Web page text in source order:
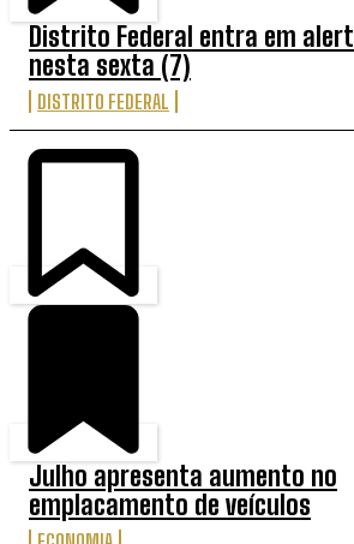
Distrito Federal entra em
nesta sexta (7)
DISTRITO FEDERAL
Julho apresenta aumento no
emplacamento de veículos